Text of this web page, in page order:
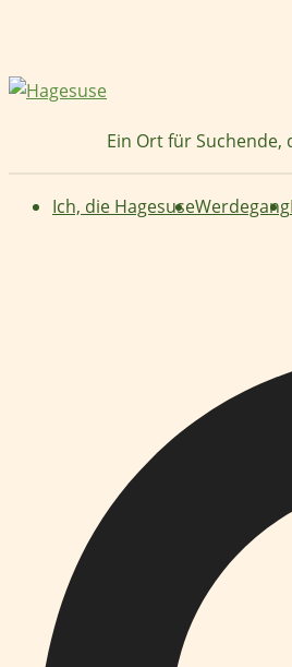
springen
Ein Ort für
Ich, die HagesuseWerdegang